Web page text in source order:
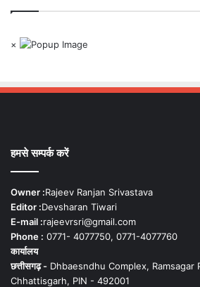
×
हमसे सम्पर्क करें
Owner :Rajeev Ranjan Srivastava
Editor :Devsharan Tiwari
E-mail :rajeevrsri@gmail.com
Phone : 0771- 4077750, 0771-4077760
कार्यालय
छत्तीसगढ़ - Dhbaesndhu Complex, Ramsagar
Chhattisgarh, PIN - 492001